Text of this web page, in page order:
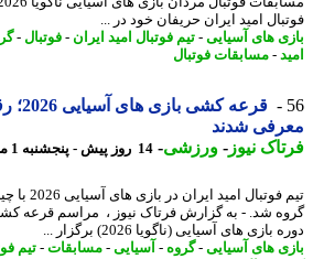
امید ایران حریفان خود در ...
های آسیایی-تیم فوتبال امید ایران - فوتبال-گروه-
-مسابقات فوتبال
قرعه کشی بازی
شدند
نیوز-ورزشی-14 روز پیش - پنجشنبه 1 مرداد 1405، 10:15
تیم فوتبال امید
شد. - به گزارش فرتاک نیوز ، مراسم قرعه کشی
های آسیایی (ناگویا 2026) برگزار ...
های آسیایی-گروه- آسیایی-مسابقات-تیم فوتبال